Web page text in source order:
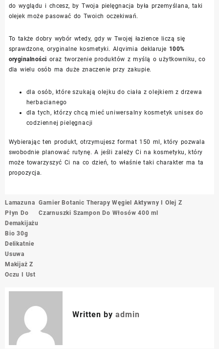
do wyglądu i chcesz, by Twoja pielęgnacja była przemyślana, taki
olejek może pasować do Twoich oczekiwań.
To także dobry wybór wtedy, gdy w Twojej łazience liczą się
sprawdzone, oryginalne kosmetyki. Alqvimia deklaruje 100%
oryginalności oraz tworzenie produktów z myślą o użytkowniku, co
dla wielu osób ma duże znaczenie przy zakupie.
dla osób, które szukają olejku do ciała z olejkiem z drzewa
herbacianego
dla tych, którzy chcą mieć uniwersalny kosmetyk unisex do
codziennej pielęgnacji
Wybierając ten produkt, otrzymujesz format 150 ml, który pozwala
swobodnie planować rutynę. A jeśli zależy Ci na kosmetyku, który
może towarzyszyć Ci na co dzień, to właśnie taki charakter ma ta
propozycja.
Nawigacja
wpisu
Lamazuna
Płyn Do
Demakijażu
Bio 30g
Delikatnie
Usuwa
Makijaż Z
Oczu I Ust
Garnier Botanic Therapy Węgiel Aktywny I Olej Z
Czarnuszki Szampon Do Włosów 400 ml
Written by admin